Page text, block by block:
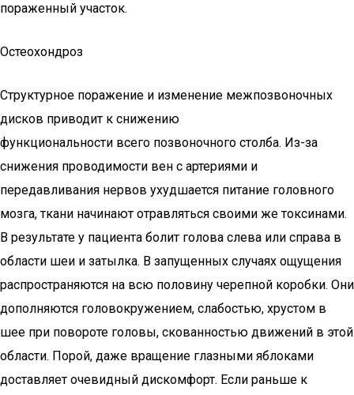
пораженный участок.
Остеохондроз
Структурное поражение и изменение межпозвоночных
дисков приводит к снижению
функциональности всего позвоночного столба. Из-за
снижения проводимости вен с артериями и
передавливания нервов ухудшается питание головного
мозга, ткани начинают отравляться своими же токсинами.
В результате у пациента болит голова слева или справа в
области шеи и затылка. В запущенных случаях ощущения
распространяются на всю половину черепной коробки. Они
дополняются головокружением, слабостью, хрустом в
шее при повороте головы, скованностью движений в этой
области. Порой, даже вращение глазными яблоками
доставляет очевидный дискомфорт. Если раньше к